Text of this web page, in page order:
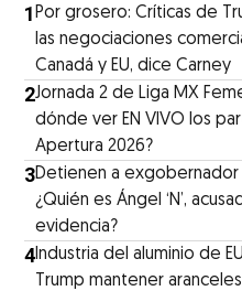
1Por grosero: Críticas de
las negociaciones
Canadá y EU, dice Carney
2Jornada 2 de Liga MX
dónde ver EN VIVO los
Apertura 2026?
3Detienen a
¿Quién es Ángel ‘N’,
evidencia?
4Industria del aluminio de
Trump mantener